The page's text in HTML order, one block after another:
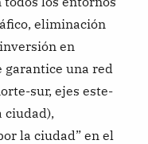
eliminación
en
una red
sur, ejes este-
ciudad),
la ciudad” en el